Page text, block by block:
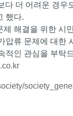
다 더 어려운 경
했다.
해결을 위한 시
압류 문제에 대한
적인 관심을 부탁